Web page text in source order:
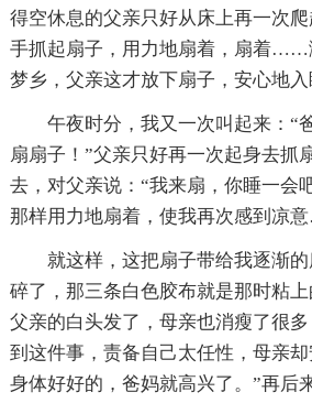
得空休息的父亲只好从床上再一次
手抓起扇子，用力地扇着，扇着……
梦乡，父亲这才放下扇子，安心地
午夜时分，我又一次叫起来：“爸
扇扇子！”父亲只好再一次起身去抓
去，对父亲说：“我来扇，你睡一会
那样用力地扇着，使我再次感到凉
就这样，这把扇子带给我逐渐的
碎了，那三条白色胶布就是那时粘上
父亲的白头发了，母亲也消瘦了很
到这件事，责备自己太任性，母亲
身体好好的，爸妈就高兴了。”再后